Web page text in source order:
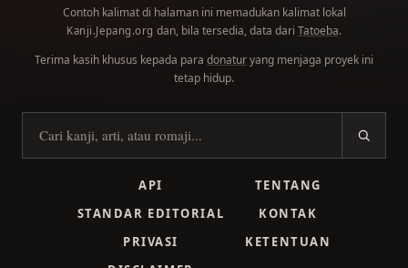
Contoh kalimat di halaman ini memadukan kalimat lokal
Kanji.Jepang.org dan, bila tersedia, data dari Tatoeba.
Terima kasih khusus kepada para donaturyang menjaga proyek ini
tetap hidup.
Cari kanji
API
TENTANG
STANDAR EDITORIAL
KONTAK
PRIVASI
KETENTUAN